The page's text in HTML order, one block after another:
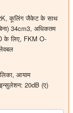
कूलिंग जैकेट के साथ
34cm3, अधिकतम
के लिए, FKM O-
आयाम
20dB (ए)